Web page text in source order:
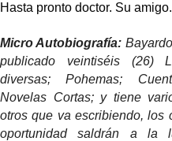
Hasta pronto doctor. Su amigo.
Micro Autobiografía:
publicado veintiséis (26)
diversas; Pohemas;
Novelas Cortas; y tiene
otros que va escribiendo, los
oportunidad saldrán a la